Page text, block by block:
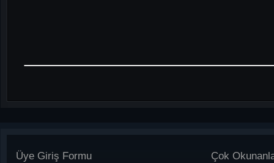
Üye Giriş Formu Çok